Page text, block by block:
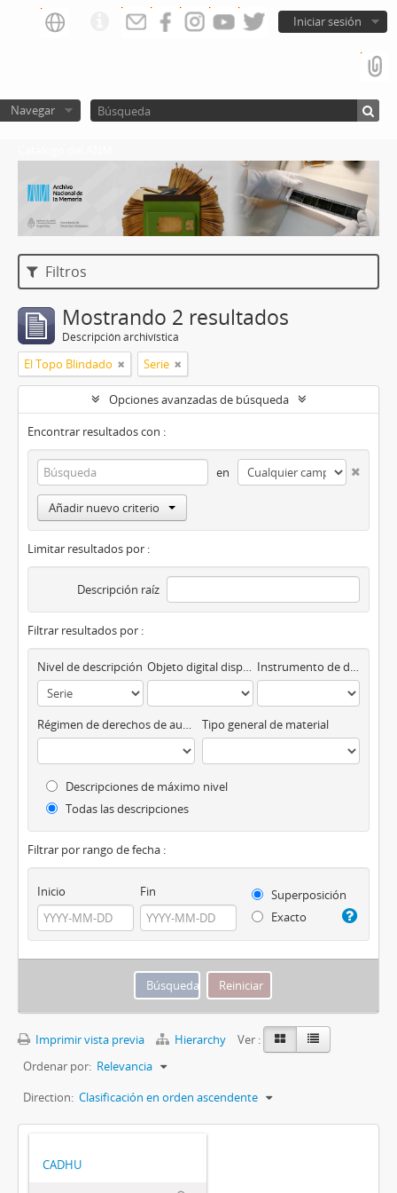
Iniciar sesión
Navegar
Filtros
Mostrando 2 resultados
Descripción archivística
El Topo Blindado Serie
Opciones avanzadas de búsqueda
Encontrar resultados con :
en
Añadir nuevo criterio
Limitar resultados por :
Descripción raíz
Filtrar resultados por :
Nivel de descripción Objeto digital disponibles Instrumento de descripción
Régimen de derechos de autor Tipo general de material
Descripciones de máximo nivel
Todas las descripciones
Filtrar por rango de fecha :
Inicio Fin
Superposición
Exacto
Imprimir vista previa Hierarchy
Ver :
Ordenar por: Relevancia
Direction: Clasificación en orden ascendente
CADHU